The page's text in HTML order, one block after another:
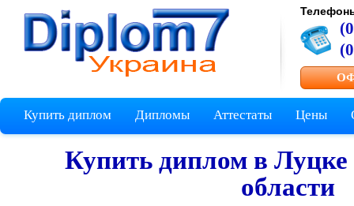
Купить диплом Дипломы Аттестаты Цены
Купить диплом в
области